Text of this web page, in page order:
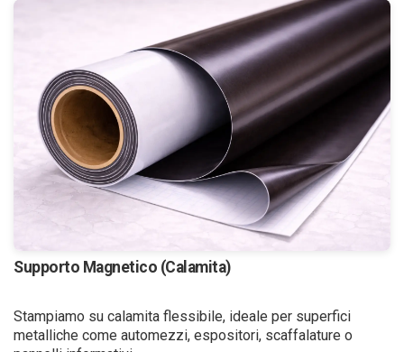
Supporto Magnetico (Calamita)
Stampiamo su calamita flessibile, ideale per superfici
metalliche come automezzi, espositori, scaffalature o